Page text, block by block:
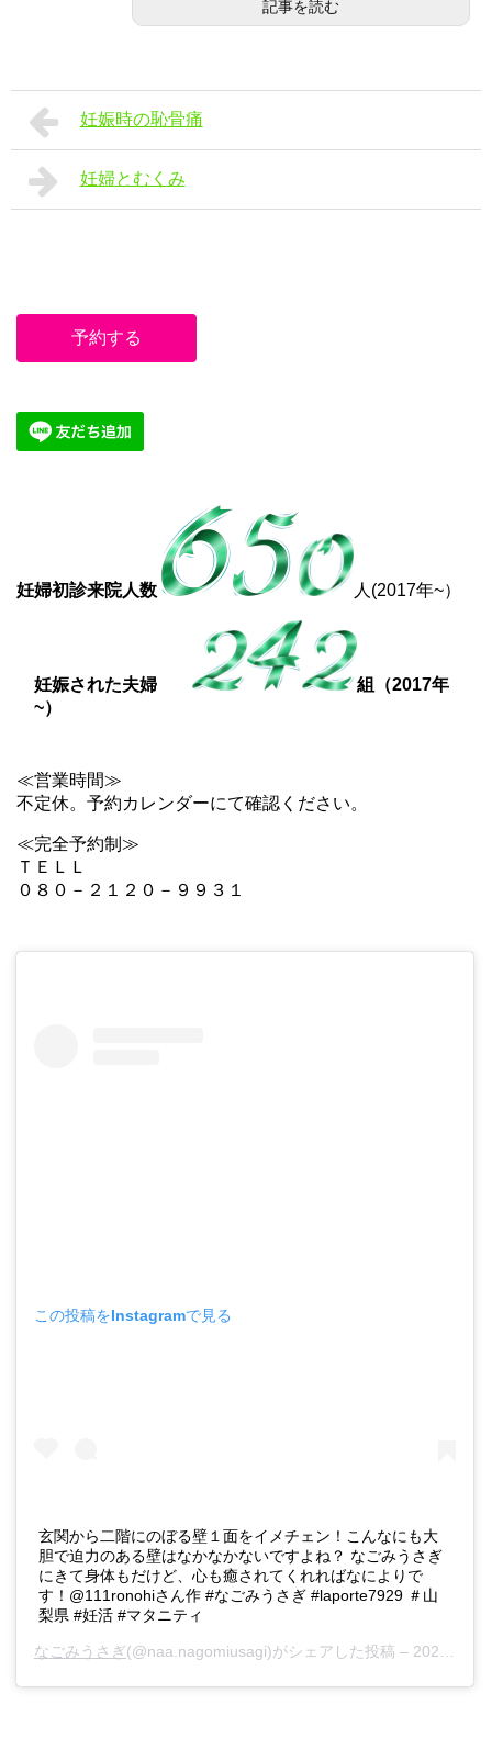
記事を読む
妊娠時の恥骨痛
妊婦とむくみ
予約する
妊婦初診来院人数 人(2017年~）
妊娠された夫婦
組（2017年
~）
≪営業時間≫
不定休。予約カレンダーにて確認ください。
≪完全予約制≫
ＴＥＬＬ
０８０－２１２０－９９３１
この投稿をInstagramで見る
玄関から二階にのぼる壁１面をイメチェン！こんなにも大
胆で迫力のある壁はなかなかないですよね？ なごみうさぎ
にきて身体もだけど、心も癒されてくれればなによりで
す！@111ronohiさん作 #なごみうさぎ #laporte7929 ＃山
梨県 #妊活 #マタニティ
なごみうさぎ(@naa.nagomiusagi)がシェアした投稿 – 2020年 1月月18日午後5時02分PST